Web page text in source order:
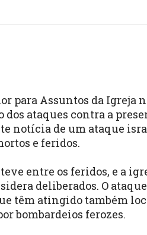
para Assuntos da
ataques contra a
notícia de um ataque
e feridos.
entre os feridos, e a
deliberados. O
têm atingido também
bombardeios ferozes.